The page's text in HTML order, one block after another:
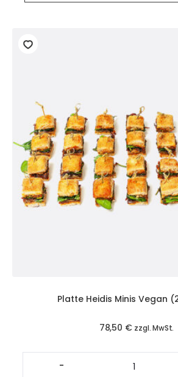
Platte Heidis Minis Vegan
78,50 € zzgl. MwSt.
-
Platte
Heidis
Minis